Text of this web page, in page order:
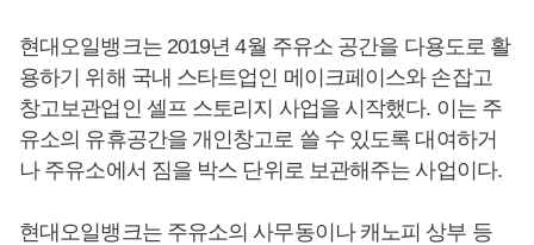
현대오일뱅크는 2019년 4월 주유소 공간을 다용도로 활
용하기 위해 국내 스타트업인 메이크페이스와 손잡고
창고보관업인 셀프 스토리지 사업을 시작했다. 이는 주
유소의 유휴공간을 개인창고로 쓸 수 있도록 대여하거
나 주유소에서 짐을 박스 단위로 보관해주는 사업이다.
현대오일뱅크는 주유소의 사무동이나 캐노피 상부 등